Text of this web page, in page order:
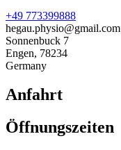
+49 773399888
hegau.physio@gmail.com
Sonnenbuck 7
Engen, 78234
Germany
Anfahrt
Öffnungszeiten